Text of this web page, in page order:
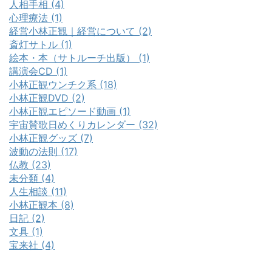
人相手相 (4)
心理療法 (1)
経営小林正観｜経営について (2)
斎灯サトル (1)
絵本・本（サトルーチ出版） (1)
講演会CD (1)
小林正観ウンチク系 (18)
小林正観DVD (2)
小林正観エピソード動画 (1)
宇宙賛歌日めくりカレンダー (32)
小林正観グッズ (7)
波動の法則 (17)
仏教 (23)
未分類 (4)
人生相談 (11)
小林正観本 (8)
日記 (2)
文具 (1)
宝来社 (4)